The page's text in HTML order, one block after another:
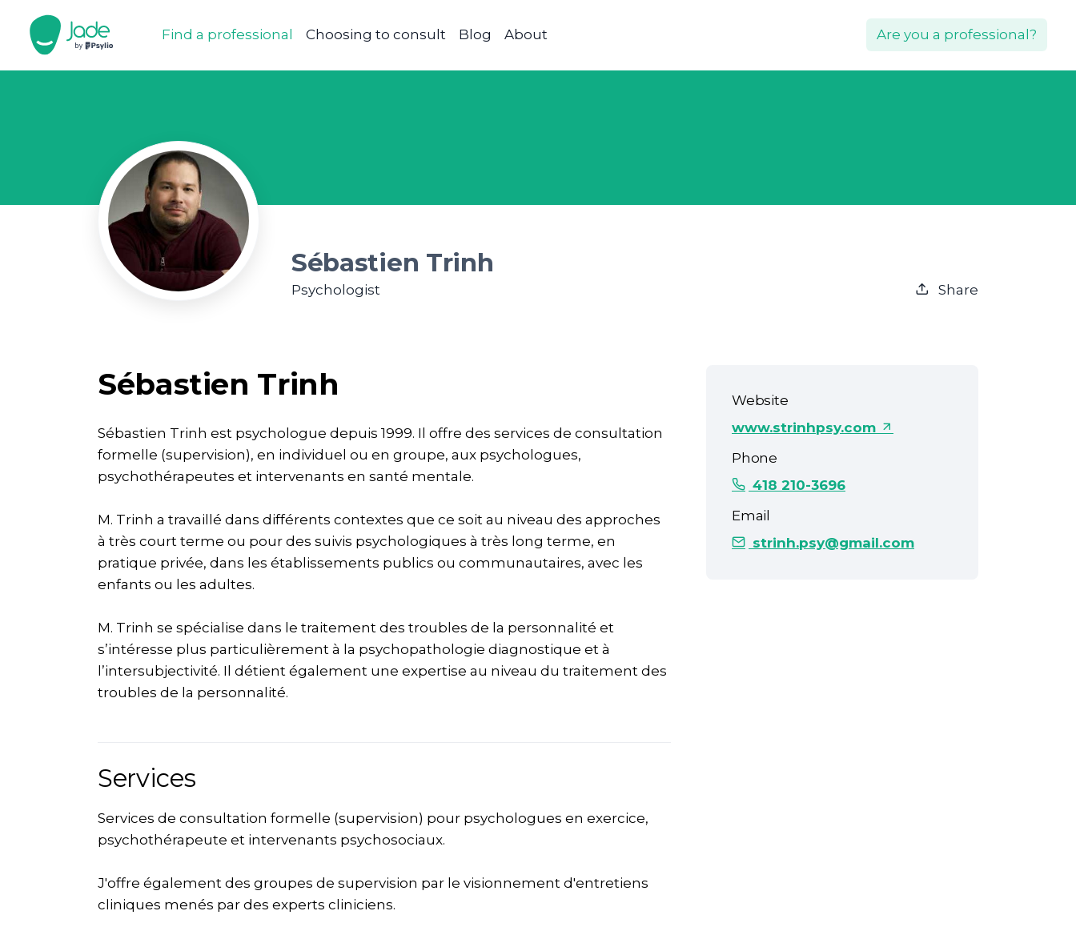
Find a professional Choosing to consult Blog About Are you a professional?
Sébastien Trinh
Psychologist Share
Sébastien Trinh
Sébastien Trinh est psychologue depuis 1999. Il offre des services de consultation
formelle (supervision), en individuel ou en groupe, aux psychologues,
psychothérapeutes et intervenants en santé mentale.
M. Trinh a travaillé dans différents contextes que ce soit au niveau des approches
à très court terme ou pour des suivis psychologiques à très long terme, en
pratique privée, dans les établissements publics ou communautaires, avec les
enfants ou les adultes.
M. Trinh se spécialise dans le traitement des troubles de la personnalité et
s’intéresse plus particulièrement à la psychopathologie diagnostique et à
l’intersubjectivité. Il détient également une expertise au niveau du traitement des
troubles de la personnalité.
Services
Services de consultation formelle (supervision) pour psychologues en exercice,
psychothérapeute et intervenants psychosociaux.
J'offre également des groupes de supervision par le visionnement d'entretiens
cliniques menés par des experts cliniciens.
Website
www.strinhpsy.com
Phone
418 210-3696
Email
strinh.psy@gmail.com